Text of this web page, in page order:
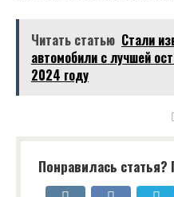
Читать статью Стали
автомобили с лучшей
2024 году
Понравилась